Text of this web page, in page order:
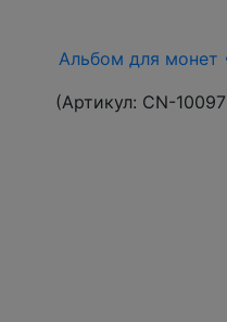
Альбом для монет
(Артикул: CN-